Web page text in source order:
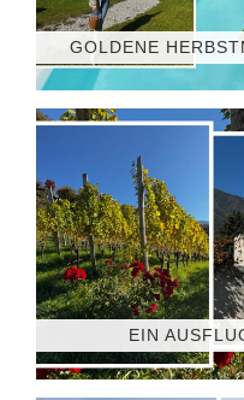
GOLDENE
EIN